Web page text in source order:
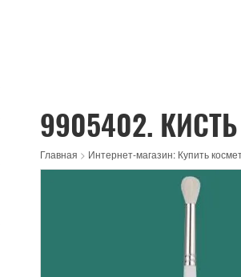
9905402.
Главная > Интернет-магазин: Купить